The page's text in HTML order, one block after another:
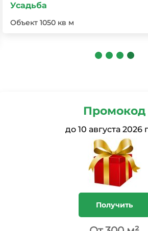
1350м², произведён анализ и
обрезка и укладка газона в
Промокод
до 10 августа 2026
Получить